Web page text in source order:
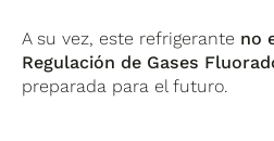
A su vez, este refrigerante no
Regulación de Gases
preparada para el futuro.